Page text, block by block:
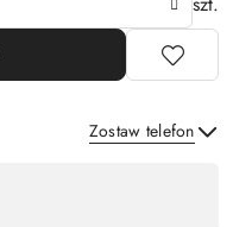
Zostaw telefon